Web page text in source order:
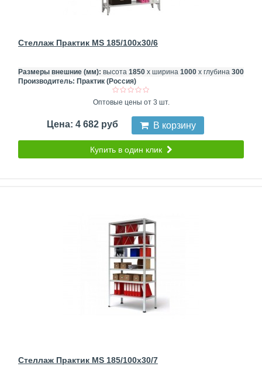
Стеллаж Практик MS 185/100x30/6
Размеры внешние (мм): высота 1850 х ширина 1000 х глубина 300
Производитель: Практик (Россия)
Оптовые цены от 3 шт.
Цена: 4 682 руб В корзину
Купить в один клик
Стеллаж Практик MS 185/100x30/7